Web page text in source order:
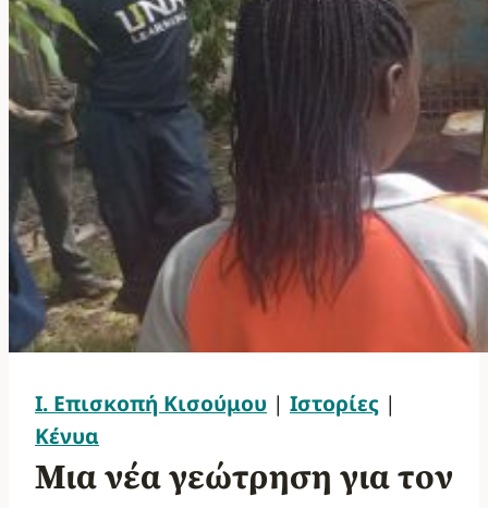
Ι. Επισκοπή Κισούμου | Ιστορίες |
Κένυα
Μια νέα γεώτρηση για τον